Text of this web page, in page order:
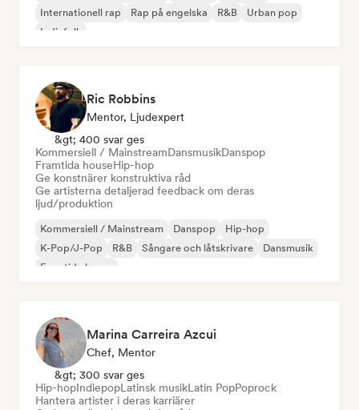
Internationell rap
Rap på engelska R&B
Urban pop
Indiefolk
Ric Robbins
Mentor, Ljudexpert
&gt; 400 svar ges
Kommersiell / MainstreamDansmusikDanspop
Framtida houseHip-hop
Ge konstnärer konstruktiva råd
Ge artisterna detaljerad feedback om deras
ljud/produktion
Kommersiell / Mainstream Danspop
Hip-hop
K-Pop/J-Pop
R&B Sångare och låtskrivare
Dansmusik
Framtida house
Marina Carreira Azcui
Chef, Mentor
&gt; 300 svar ges
Hip-hopIndiepopLatinsk musikLatin PopPoprock
Hantera artister i deras karriärer